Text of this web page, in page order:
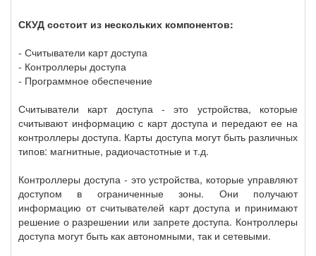
СКУД состоит из нескольких компонентов:
- Считыватели карт доступа
- Контроллеры доступа
- Программное обеспечение
Считыватели карт доступа - это устройства, которые
считывают информацию с карт доступа и передают ее на
контроллеры доступа. Карты доступа могут быть различных
типов: магнитные, радиочастотные и т.д.
Контроллеры доступа - это устройства, которые управляют
доступом в ограниченные зоны. Они получают
информацию от считывателей карт доступа и принимают
решение о разрешении или запрете доступа. Контроллеры
доступа могут быть как автономными, так и сетевыми.